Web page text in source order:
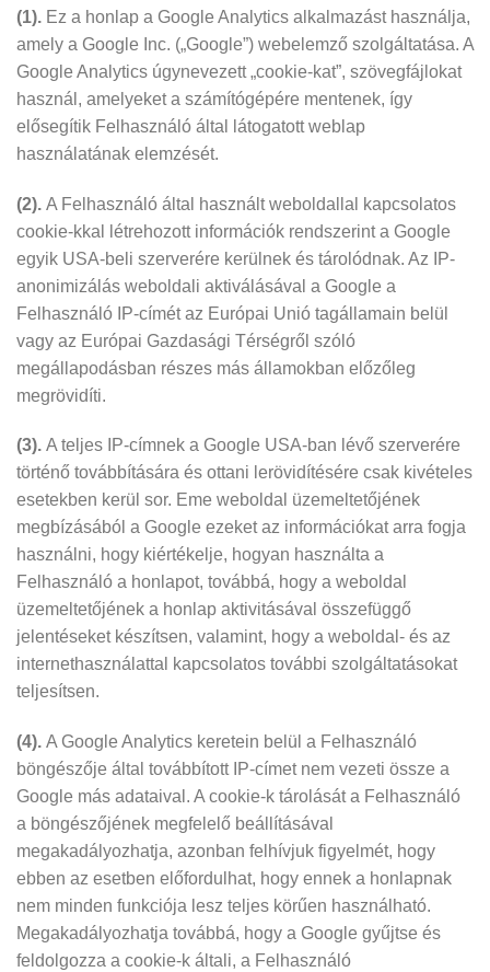
(1). Ez a honlap a Google Analytics alkalmazást használja,
amely a Google Inc. („Google”) webelemző szolgáltatása. A
Google Analytics úgynevezett „cookie-kat”, szövegfájlokat
használ, amelyeket a számítógépére mentenek, így
elősegítik Felhasználó által látogatott weblap
használatának elemzését.
(2). A Felhasználó által használt weboldallal kapcsolatos
cookie-kkal létrehozott információk rendszerint a Google
egyik USA-beli szerverére kerülnek és tárolódnak. Az IP-
anonimizálás weboldali aktiválásával a Google a
Felhasználó IP-címét az Európai Unió tagállamain belül
vagy az Európai Gazdasági Térségről szóló
megállapodásban részes más államokban előzőleg
megrövidíti.
(3). A teljes IP-címnek a Google USA-ban lévő szerverére
történő továbbítására és ottani lerövidítésére csak kivételes
esetekben kerül sor. Eme weboldal üzemeltetőjének
megbízásából a Google ezeket az információkat arra fogja
használni, hogy kiértékelje, hogyan használta a
Felhasználó a honlapot, továbbá, hogy a weboldal
üzemeltetőjének a honlap aktivitásával összefüggő
jelentéseket készítsen, valamint, hogy a weboldal- és az
internethasználattal kapcsolatos további szolgáltatásokat
teljesítsen.
(4). A Google Analytics keretein belül a Felhasználó
böngészője által továbbított IP-címet nem vezeti össze a
Google más adataival. A cookie-k tárolását a Felhasználó
a böngészőjének megfelelő beállításával
megakadályozhatja, azonban felhívjuk figyelmét, hogy
ebben az esetben előfordulhat, hogy ennek a honlapnak
nem minden funkciója lesz teljes körűen használható.
Megakadályozhatja továbbá, hogy a Google gyűjtse és
feldolgozza a cookie-k általi, a Felhasználó